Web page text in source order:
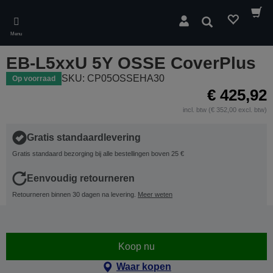
main
content
Menu
Zoeken
EB-L5xxU 5Y OSSE CoverPlus
Op voorraad SKU: CP05OSSEHA30
€ 425,92
incl. btw (€ 352,00 excl. btw)
Gratis standaardlevering
Gratis standaard bezorging bij alle bestellingen boven 25 €
Eenvoudig retourneren
Retourneren binnen 30 dagen na levering. Meer weten
Koop nu
Waar kopen